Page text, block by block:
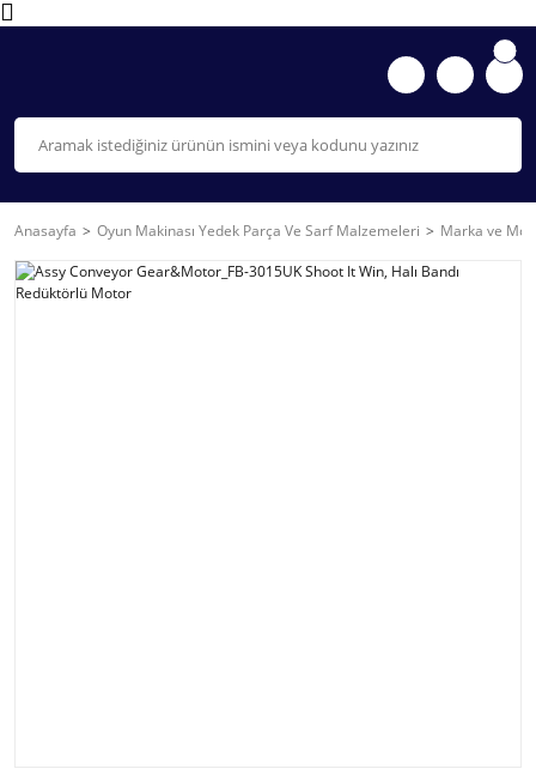
Anasayfa Oyun Makinası Yedek Parça Ve Sarf Malzemeleri Marka ve